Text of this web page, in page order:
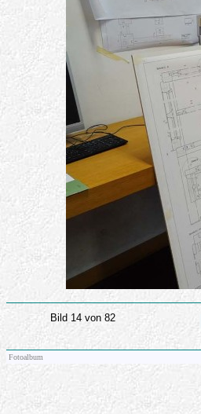
Bild 14 von 82
Fotoalbum